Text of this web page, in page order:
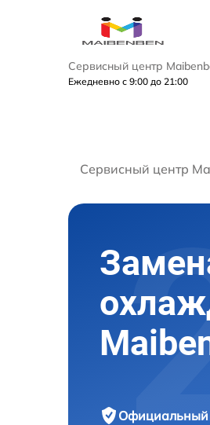
Сервисный центр
Ежедневно с 9:00 до 21:00
Сервисный центр
Официальный